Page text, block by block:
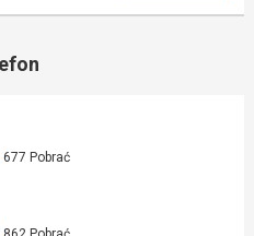
677 Pobrać